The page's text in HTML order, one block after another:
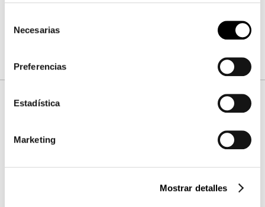
Necesarias
Preferencias
Estadística
Marketing
Mostrar detalles
Cabanyal (Cruz Roja) y la Fundació Stella Maris.
Por favor, acepta las cookies de
estadísticas, marketing